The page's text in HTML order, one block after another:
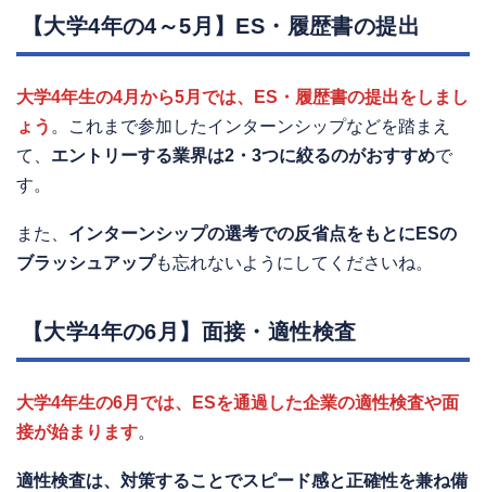
【大学4年の4～5月】ES・履歴書の提出
大学4年生の4月から5月では、ES・履歴書の提出をしまし
ょう 。これまで参加したインターンシップなどを踏まえ
て、 エントリーする業界は2・3つに絞るのがおすすめで
す。
また、 インターンシップの選考での反省点をもとにESの
ブラッシュアップも忘れないようにしてくださいね。
【大学4年の6月】面接・適性検査
大学4年生の6月では、ESを通過した企業の適性検査や面
接が始まります。
適性検査は、対策することでスピード感と正確性を兼ね備